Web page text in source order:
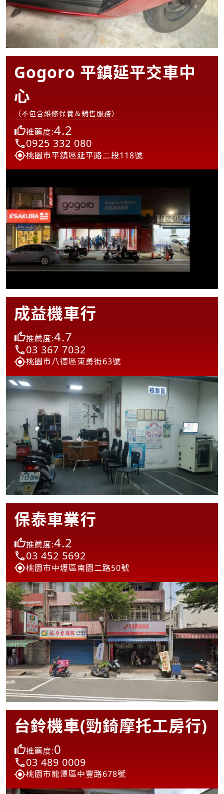
Gogoro 平鎮延平交車中
心
（不包含維修保養＆銷售服務）
推薦度:4.2
0925 332 080
桃園市平鎮區延平路二段118號
成益機車行
推薦度:4.7
03 367 7032
桃園市八德區東勇街63號
保泰車業行
推薦度:4.2
03 452 5692
桃園市中壢區南園二路50號
台鈴機車(勁錡摩托工房行)
推薦度:0
03 489 0009
桃園市龍潭區中豐路678號